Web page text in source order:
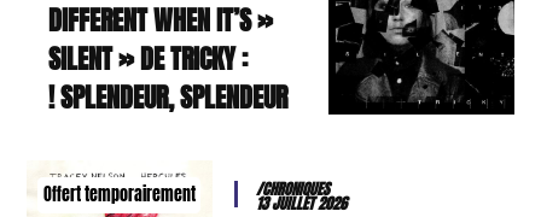
« DIFFERENT WHEN IT’S
SILENT » DE TRICKY :
SPLENDEUR, SPLENDEUR !
Offert temporairement /CHRONIQUES
13 JUILLET 2026